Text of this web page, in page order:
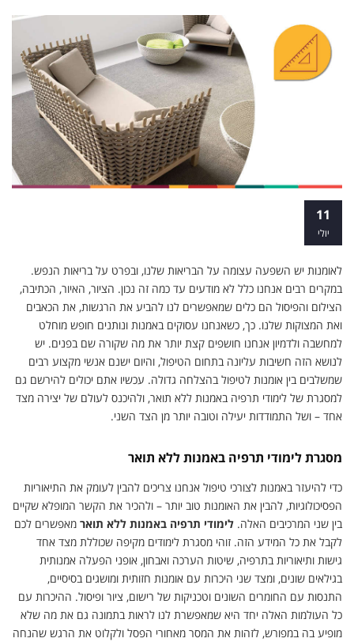
11
יולי
לאומנות יש השפעה עצומה על הבריאות שלנו, ובפרט על בריאות הנפש.
במקרים רבים אנחנו כלל לא מודעים עד כמה זה נכון. הציור, האיור, הכתיבה,
הצילום והפיסול הם כלים שמאפשרים לנו להביע את הרגשות, את הכאבים
ואת המצוקות שלנו. כך, כשאנחנו עסוקים באמנות ונותנים חופש מוחלט
למחשבה ולדמיון אנחנו חושפים קצת יותר את מה שקורה שם בפנים. יש
לנושא הזה חשיבות עליונה בתחום הטיפול, והיום ישנם אנשי מקצוע רבים
שמשלבים בין אומנות לטיפול בהצלחה גדולה. עכשיו אתם יכולים להירשם גם
למסגרת של לימודי תרפיה באמנות ללא תואר, ולהיכנס לעולם של יצירה מצד
אחד – ושל התמודדות יעילה וטובה יותר מן הצד השני.
מסגרת לימודי תרפיה באמנות ללא תואר
כדי להיעזר באמנות לצורכי טיפול אנחנו צריכים להבין לעומק את התיאוריות
הפסיכולוגיות, להבין את האומנות טוב יותר – ולהכיר את הקשר המופלא שקיים
בין שני המרכיבים האלה. לימודי תרפיה באמנות ללא תואר מאפשרים לכם
לקבל את כל המידע הזה. זוהי מסגרת לימודים מקיפה שכוללת מצד אחד
גישות ותיאוריות בתרפיה, שיטות הערכה ואבחון, אופני הפעלה אמנותית
בגילאים שונים, ומצד שני היכרות עם אומנות חזותית ומושגים בסיסיים,
התנסות עם החומרים השונים וטכניקות של רישום, ציור ופיסול. ההיכרות עם
כל העולמות האלה יחד היא שמאפשרת לנו לראות בתמונה גם את מה שלא
מופיע בה במפורש, לזהות את המסר מאחורי הפסל ולקלוט את הרגש שהנחה